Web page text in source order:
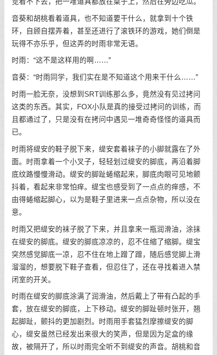
音葵和胡桃看着道具，也不知道要干什么，就拿到十个铁
环，自顾自摆弄着，甚至还进行了滚铁环的游戏，她们倒是
玩得不亦乐乎，但这弄的时雨非常无语。
时雨：“这不是这样用的啊……”
音葵：“时雨同学，我们实在是不知道这个用来干什么……”
时雨一脸无奈，没想到SRT训练那么多，竟然没有见过拷问
这类的东西。其实，FOX小队是真的接受过拷问的训练，而
且都通过了，只是没有在拷问中遇见一堆奇奇怪怪的道具而
已。
时雨将缇安的鞋子脱下来，缇安套着袜子的小脚就露在了外
面。时雨拿着一个小叉子，轻轻划过缇安的脚底，再沿着脚
底纹路慢慢滑动。缇安的脚趾蜷缩起来，脚底肉眼可见地颤
抖着，看起来非常怕痒。缇宝也感受到了一点点的痒感，不
由得蜷缩起脚心，以为是鞋子里进来一点点杂物，所以没在
意。
时雨又把缇安的袜子脱了下来，并且拿来一瓶润滑油，涂抹
在缇安的脚底。缇安的脚底凉凉的，忍不住缩了缩脚。缇宝
突然感觉脚底一凉，忍不住在地上蹭了蹭，随后感觉脚上滑
溜溜的，想要脱下鞋子查看，但忍住了，还在寻找着进入禁
闭室的开关。
时雨在缇安的脚底涂满了润滑油，然后戴上了带有凸起的手
套，放在缇安的脚底，上下移动。缇安的脚趾顿时张开，翘
起脚趾，颤抖的更加剧烈。时雨用手套猛烈摩擦缇安的脚
心，缇安虽然已经发出来很大的笑声，但是因为足盒的缘
故，被隔开了，所以时雨完全听不到缇安的声音。胡桃和音